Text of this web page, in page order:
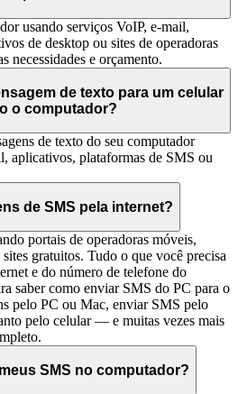
usando serviços VoIP, e-mail,
de desktop ou sites de operadoras
necessidades e orçamento.
de texto para um celular
o computador?
de texto do seu computador
aplicativos, plataformas de SMS ou
de SMS pela internet?
portais de operadoras móveis,
gratuitos. Tudo o que você precisa
e do número de telefone do
saber como enviar SMS do PC para o
pelo PC ou Mac, enviar SMS pelo
pelo celular — e muitas vezes mais
SMS no computador?